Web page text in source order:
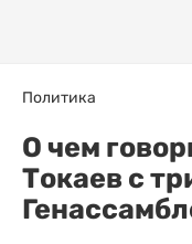
Политика
О чем
Токаев с